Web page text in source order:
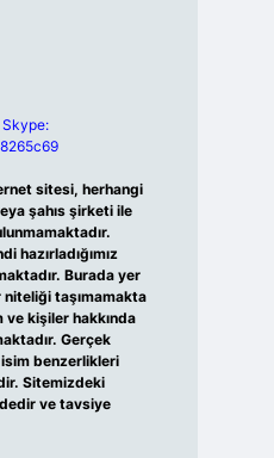
Skype:
sitesi, herhangi
şahıs şirketi ile
hazırladığımız
Burada yer
taşımamakta
kişiler hakkında
Gerçek
benzerlikleri
Sitemizdeki
ve tavsiye